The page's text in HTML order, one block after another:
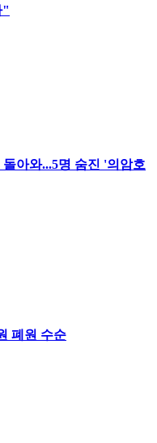
"
아와...5명 숨진 '의암호
폐원 수순